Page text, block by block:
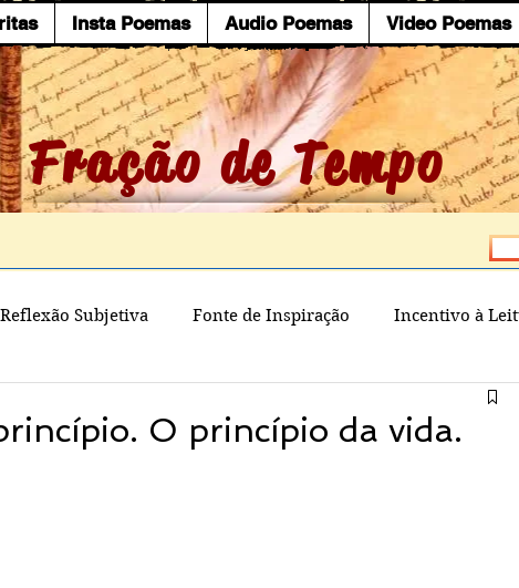
Fração de Tempo
Reflexão Subjetiva Fonte de Inspiração Incentivo à
O princípio da vida.
Insta Poemas Audio Poemas Video Poemas